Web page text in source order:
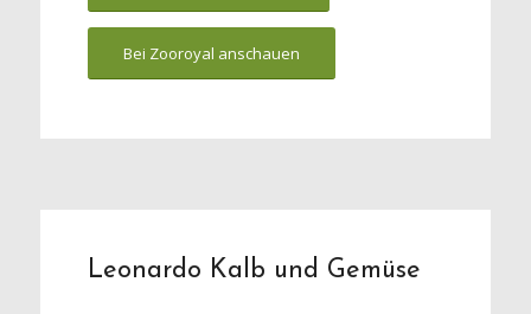
Bei Zooroyal anschauen
Leonardo Kalb und Gemüse